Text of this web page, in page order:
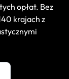
opłat. Bez
krajach z